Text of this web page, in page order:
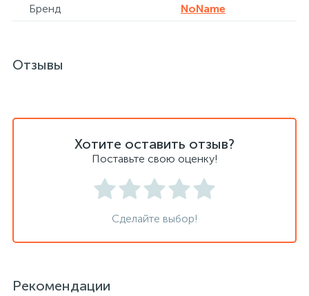
Бренд
NoName
Отзывы
Хотите оставить отзыв?
Поставьте свою оценку!
Сделайте выбор!
Рекомендации
Столы обеденные